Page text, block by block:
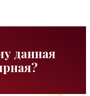
данная